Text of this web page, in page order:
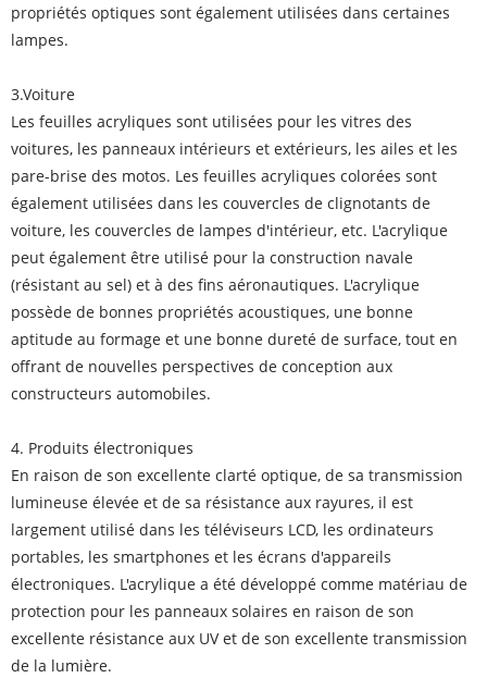
propriétés optiques sont également utilisées dans certaines
lampes.
3.Voiture
Les feuilles acryliques sont utilisées pour les vitres des
voitures, les panneaux intérieurs et extérieurs, les ailes et les
pare-brise des motos. Les feuilles acryliques colorées sont
également utilisées dans les couvercles de clignotants de
voiture, les couvercles de lampes d'intérieur, etc. L'acrylique
peut également être utilisé pour la construction navale
(résistant au sel) et à des fins aéronautiques. L'acrylique
possède de bonnes propriétés acoustiques, une bonne
aptitude au formage et une bonne dureté de surface, tout en
offrant de nouvelles perspectives de conception aux
constructeurs automobiles.
4. Produits électroniques
En raison de son excellente clarté optique, de sa transmission
lumineuse élevée et de sa résistance aux rayures, il est
largement utilisé dans les téléviseurs LCD, les ordinateurs
portables, les smartphones et les écrans d'appareils
électroniques. L'acrylique a été développé comme matériau de
protection pour les panneaux solaires en raison de son
excellente résistance aux UV et de son excellente transmission
de la lumière.